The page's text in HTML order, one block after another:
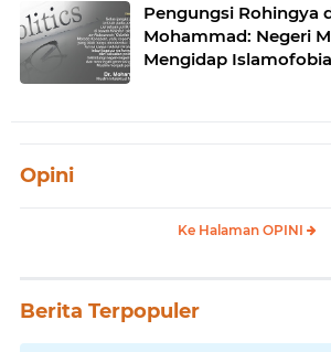
Pengungsi Rohingya
Mohammad: Negeri
Mengidap Islamofobia
Opini
Ke Halaman OPINI
Berita Terpopuler